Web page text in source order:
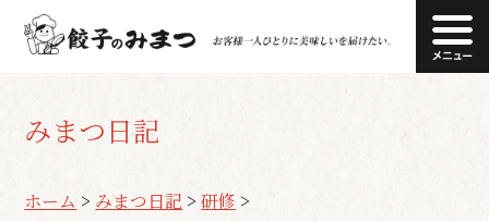
みまつ日記
ホーム > みまつ日記 >研修 >